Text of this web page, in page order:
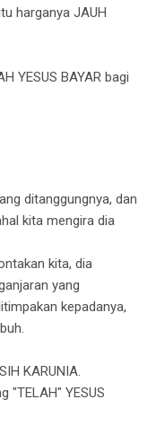
harganya JAUH
YESUS BAYAR bagi
ditanggungnya, dan
kita mengira dia
kita, dia
yang
kepadanya,
KARUNIA.
"TELAH" YESUS